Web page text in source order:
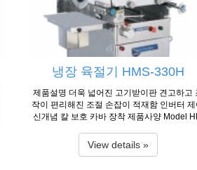
냉장 육절기 HMS-330H
제품설명 더욱 넓어진 고기받이판 견고하고
작이 편리해진 조절 손잡이 적재함 인버터 제
신개념 칼 보호 카바 장착 제품사양 Model
40-65 slices/min(60㎐) Loading Demension
View details »